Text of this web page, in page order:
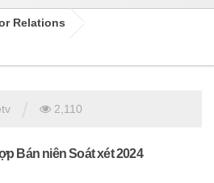
Relations
2,110
Bán niên Soát xét 2024